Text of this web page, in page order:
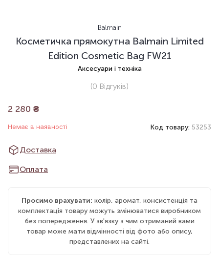
Balmain
Косметичка прямокутна Balmain Limited
Edition Cosmetic Bag FW21
Аксесуари і техніка
(0 Відгуків)
2 280 ₴
Немає в наявності Код товару: 53253
Доставка
Оплата
Просимо врахувати: колір, аромат, консистенція та
комплектація товару можуть змінюватися виробником
без попередження. У зв'язку з чим отриманий вами
товар може мати відмінності від фото або опису,
представлених на сайті.